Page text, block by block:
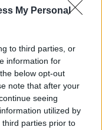
My Personal
to third parties, or
information for
below opt-out
note that after your
seeing
utilized by
parties prior to
ΚΑΤΗΓΟΡΊΑ